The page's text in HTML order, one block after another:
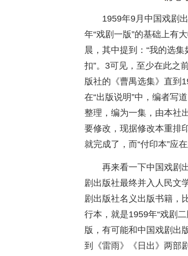
1959年9月中国戏剧
年“戏剧一版”的基础上有
晨，其中提到：“我的选
扣”。3可见，至少在此之
版社的《曹禺选集》直到
在“出版说明”中，编者写
整理，编为一集，由本社
要修改，现据修改本重排
就完成了，而“付印本”应
再来看一下中国戏剧
剧出版社最终并入人民文
剧出版社名义出版书籍，
行本，就是1959年“戏剧
版，有可能和中国戏剧出
到《雷雨》《日出》两部